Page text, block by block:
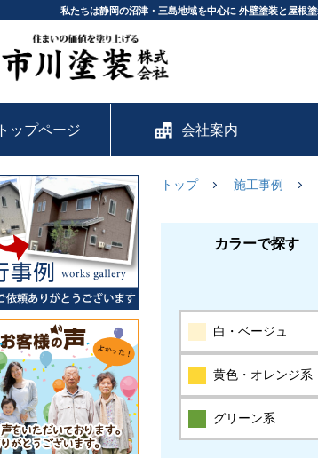
私たちは静岡の沼津・三島地域を中心に 外壁塗装と屋根
トップページ 会社案内
トップ 施工事例
カラーで探す
白・ベージュ
黄色・オレンジ系
グリーン系